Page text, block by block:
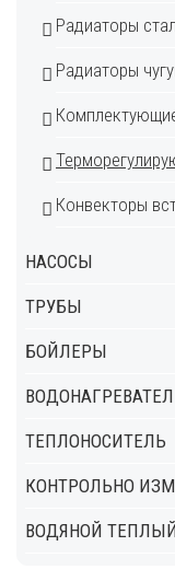
Радиаторы
Радиаторы
Конвекторы
НАСОСЫ
ТРУБЫ
БОЙЛЕРЫ
ТЕПЛОНОСИТЕЛЬ
КОНТРОЛЬНО
ВОДЯНОЙ